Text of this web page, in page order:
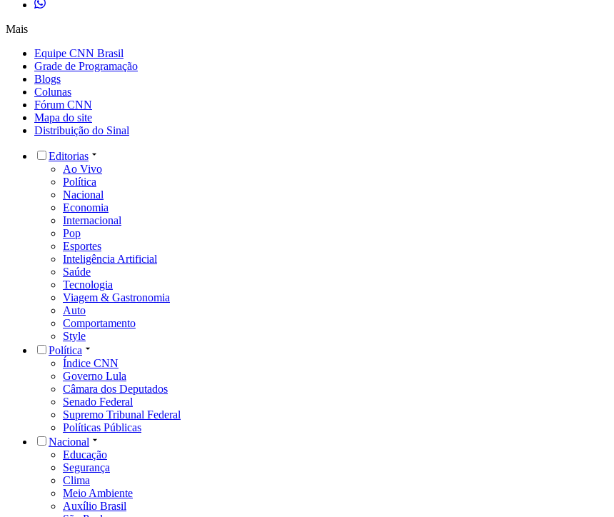
Mais
Equipe CNN Brasil
Grade de Programação
Blogs
Colunas
Fórum CNN
Mapa do site
Distribuição do Sinal
Editorias
Ao Vivo
Política
Nacional
Economia
Internacional
Pop
Esportes
Inteligência Artificial
Saúde
Tecnologia
Viagem & Gastronomia
Auto
Comportamento
Style
Política
Índice CNN
Governo Lula
Câmara dos Deputados
Senado Federal
Supremo Tribunal Federal
Políticas Públicas
Nacional
Educação
Segurança
Clima
Meio Ambiente
Auxílio Brasil